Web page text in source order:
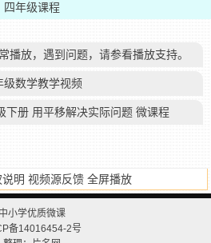
四年级课程
播放，遇到问题，请参看播放支持。
级数学教学视频
下册 用平移解决实际问题 微课程
明 视频源反馈 全屏播放
中小学优质微课
备14016454-2号